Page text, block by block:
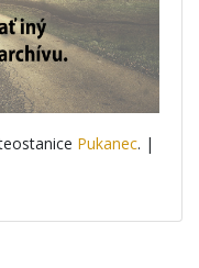
Pukanec. |